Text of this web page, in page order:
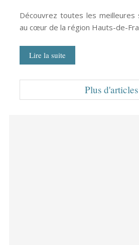
Découvrez toutes les meilleures
au cœur de la région Hauts-de-
Lire la suite
Plus